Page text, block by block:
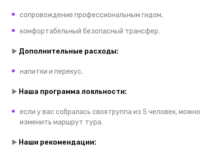
сопровождение профессиональным гидом,
комфортабельный безопасный трансфер.
▶️ Дополнительные расходы:
напитки и перекус.
▶️ Наша программа лояльности:
если у вас собралась своя группа из 5 человек, можно
изменить маршрут тура.
▶️ Наши рекомендации: